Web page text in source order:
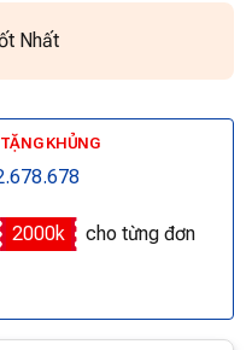
Nhất
KHỦNG
2000k
cho từng đơn